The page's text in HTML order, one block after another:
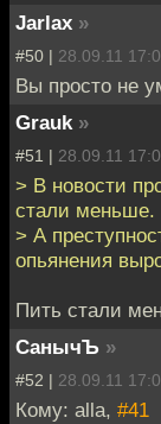
Jarlax »
#50 | 28.09.11
Вы просто не
Grauk »
#51 | 28.09.11
> В новости
стали меньше.
> А
опьянения
Пить стали
СанычЪ »
#52 | 28.09.11
Кому: alla, #41